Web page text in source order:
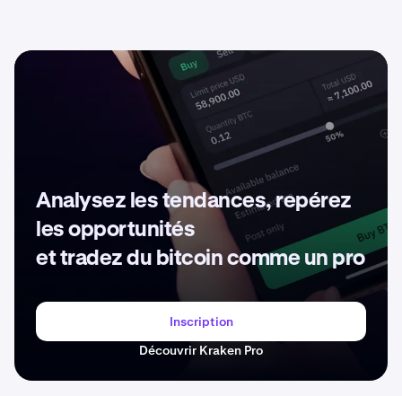
Analysez les tendances, repérez
les opportunités
et tradez du bitcoin comme un pro
Inscription
Découvrir Kraken Pro